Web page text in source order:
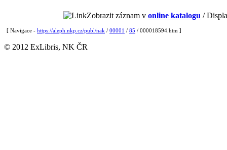
Zobrazit záznam v online katalogu /
[ Navigace - https://aleph.nkp.cz/publ/nak / 00001 / 85 / 000018594.htm ]
© 2012 ExLibris, NK ČR